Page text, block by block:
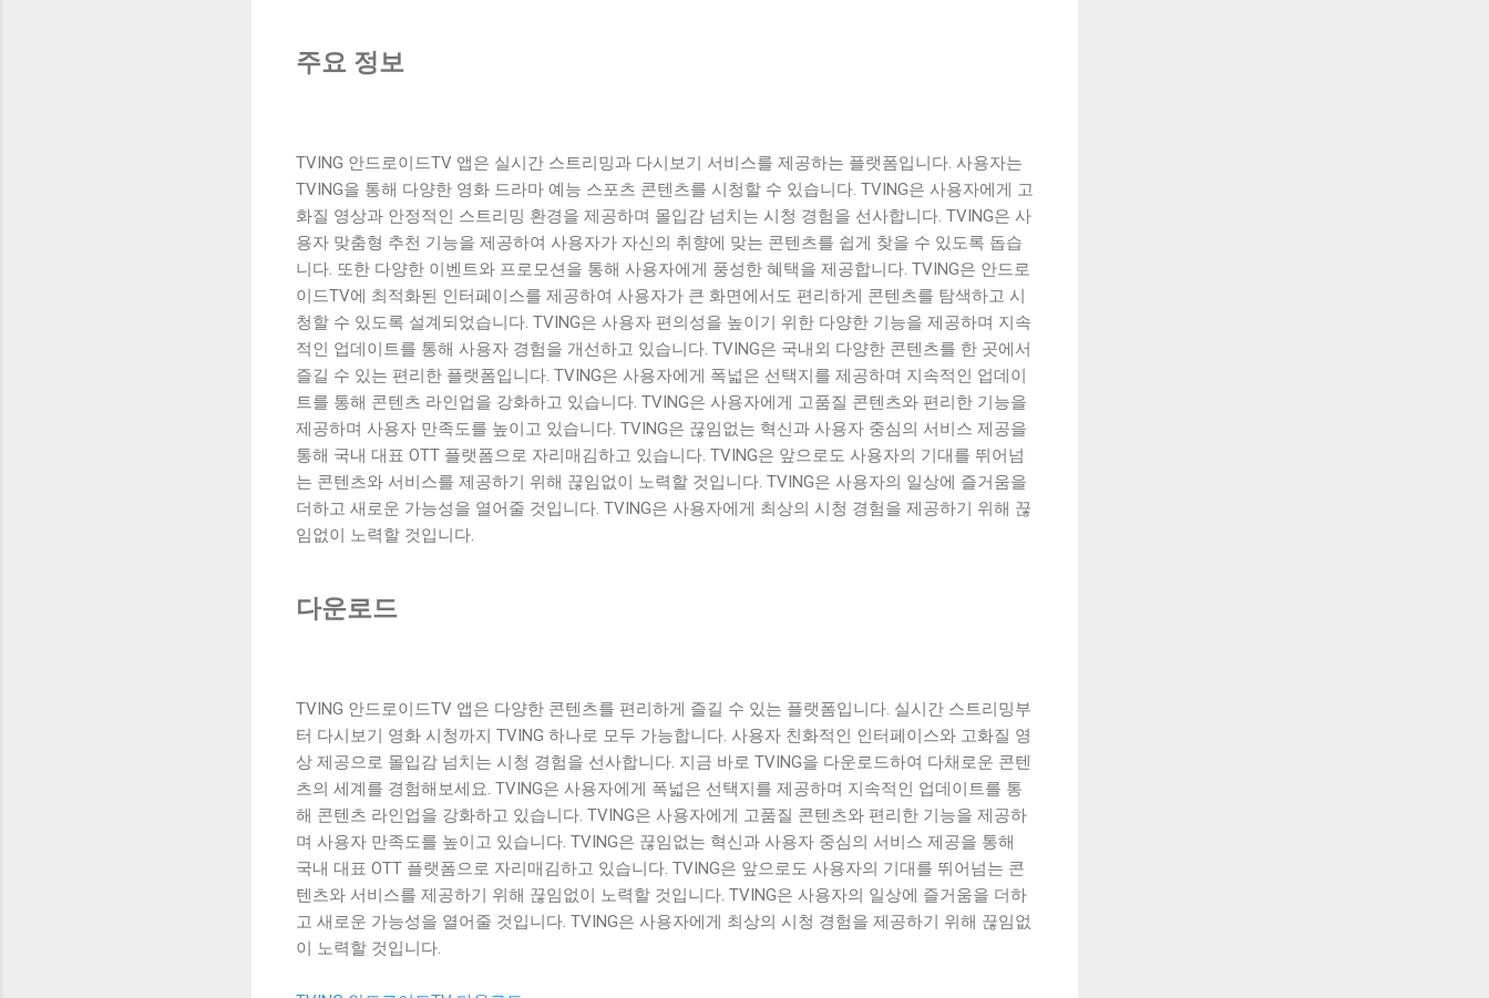
주요 정보
TVING 안드로이드TV 앱은 실시간 스트리밍과 다시보기 서비스를 제공하는 플랫폼입니다. 사용자는
TVING을 통해 다양한 영화 드라마 예능 스포츠 콘텐츠를 시청할 수 있습니다. TVING은 사용자에게 고
화질 영상과 안정적인 스트리밍 환경을 제공하며 몰입감 넘치는 시청 경험을 선사합니다. TVING은 사
용자 맞춤형 추천 기능을 제공하여 사용자가 자신의 취향에 맞는 콘텐츠를 쉽게 찾을 수 있도록 돕습
니다. 또한 다양한 이벤트와 프로모션을 통해 사용자에게 풍성한 혜택을 제공합니다. TVING은 안드로
이드TV에 최적화된 인터페이스를 제공하여 사용자가 큰 화면에서도 편리하게 콘텐츠를 탐색하고 시
청할 수 있도록 설계되었습니다. TVING은 사용자 편의성을 높이기 위한 다양한 기능을 제공하며 지속
적인 업데이트를 통해 사용자 경험을 개선하고 있습니다. TVING은 국내외 다양한 콘텐츠를 한 곳에서
즐길 수 있는 편리한 플랫폼입니다. TVING은 사용자에게 폭넓은 선택지를 제공하며 지속적인 업데이
트를 통해 콘텐츠 라인업을 강화하고 있습니다. TVING은 사용자에게 고품질 콘텐츠와 편리한 기능을
제공하며 사용자 만족도를 높이고 있습니다. TVING은 끊임없는 혁신과 사용자 중심의 서비스 제공을
통해 국내 대표 OTT 플랫폼으로 자리매김하고 있습니다. TVING은 앞으로도 사용자의 기대를 뛰어넘
는 콘텐츠와 서비스를 제공하기 위해 끊임없이 노력할 것입니다. TVING은 사용자의 일상에 즐거움을
더하고 새로운 가능성을 열어줄 것입니다. TVING은 사용자에게 최상의 시청 경험을 제공하기 위해 끊
임없이 노력할 것입니다.
다운로드
TVING 안드로이드TV 앱은 다양한 콘텐츠를 편리하게 즐길 수 있는 플랫폼입니다. 실시간 스트리밍부
터 다시보기 영화 시청까지 TVING 하나로 모두 가능합니다. 사용자 친화적인 인터페이스와 고화질 영
상 제공으로 몰입감 넘치는 시청 경험을 선사합니다. 지금 바로 TVING을 다운로드하여 다채로운 콘텐
츠의 세계를 경험해보세요. TVING은 사용자에게 폭넓은 선택지를 제공하며 지속적인 업데이트를 통
해 콘텐츠 라인업을 강화하고 있습니다. TVING은 사용자에게 고품질 콘텐츠와 편리한 기능을 제공하
며 사용자 만족도를 높이고 있습니다. TVING은 끊임없는 혁신과 사용자 중심의 서비스 제공을 통해
국내 대표 OTT 플랫폼으로 자리매김하고 있습니다. TVING은 앞으로도 사용자의 기대를 뛰어넘는 콘
텐츠와 서비스를 제공하기 위해 끊임없이 노력할 것입니다. TVING은 사용자의 일상에 즐거움을 더하
고 새로운 가능성을 열어줄 것입니다. TVING은 사용자에게 최상의 시청 경험을 제공하기 위해 끊임없
이 노력할 것입니다.